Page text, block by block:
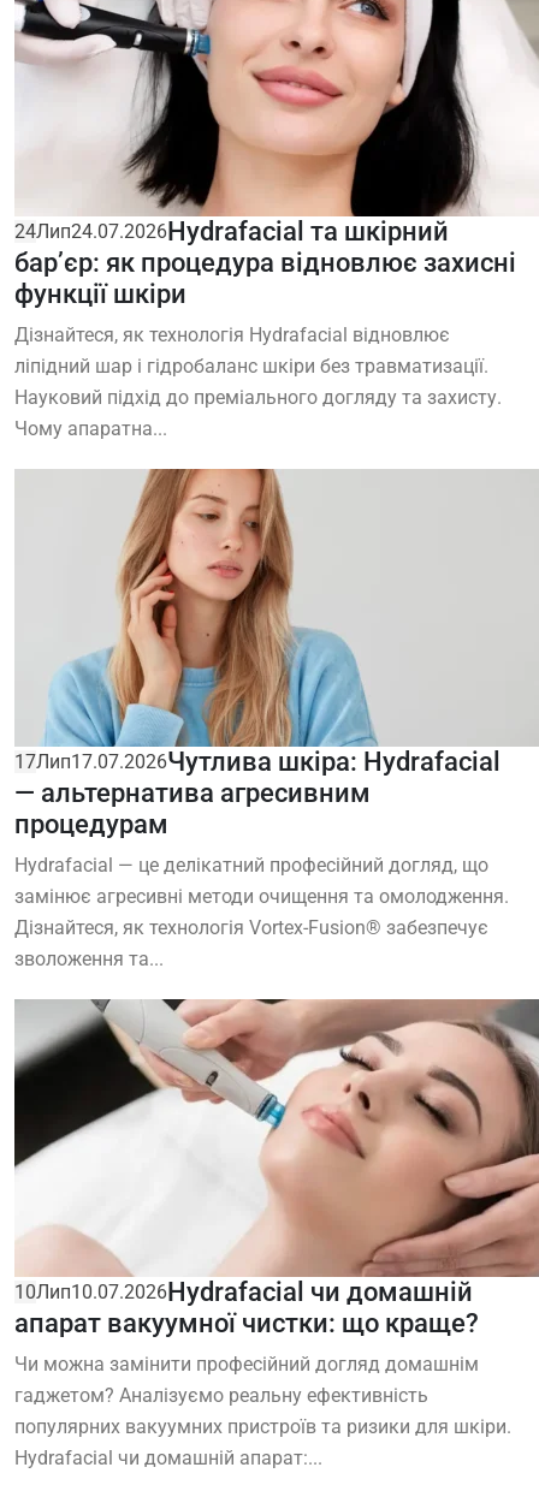
24Лип24.07.2026Hydrafacial та шкірний
бар’єр: як процедура відновлює захисні
функції шкіри
Дізнайтеся, як технологія Hydrafacial відновлює
ліпідний шар і гідробаланс шкіри без травматизації.
Науковий підхід до преміального догляду та захисту.
Чому апаратна...
17Лип17.07.2026Чутлива шкіра: Hydrafacial
— альтернатива агресивним
процедурам
Hydrafacial — це делікатний професійний догляд, що
замінює агресивні методи очищення та омолодження.
Дізнайтеся, як технологія Vortex-Fusion® забезпечує
зволоження та...
10Лип10.07.2026Hydrafacial чи домашній
апарат вакуумної чистки: що краще?
Чи можна замінити професійний догляд домашнім
гаджетом? Аналізуємо реальну ефективність
популярних вакуумних пристроїв та ризики для шкіри.
Hydrafacial чи домашній апарат:...